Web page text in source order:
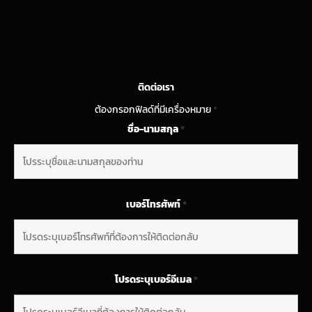
ติดต่อเรา
ต้องกรอกฟิลด์ที่มีเครื่องหมาย*
ชื่อ-นามสกุล*
เบอร์โทรศัพท์*
โปรดระบุเบอร์อีเมล*